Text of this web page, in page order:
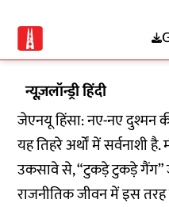
न्यूज़लॉन्ड्री हिंदी
जेएनयू हिंसा: नए-नए दुश्मन
यह तिहरे अर्थों में सर्वनाशी
उकसावे से, “टुकड़े टुकड़े गैंग”
राजनीतिक जीवन में इस